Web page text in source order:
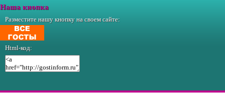
Наша кнопка
Разместите нашу кнопку на своем сайте:
Html-код: